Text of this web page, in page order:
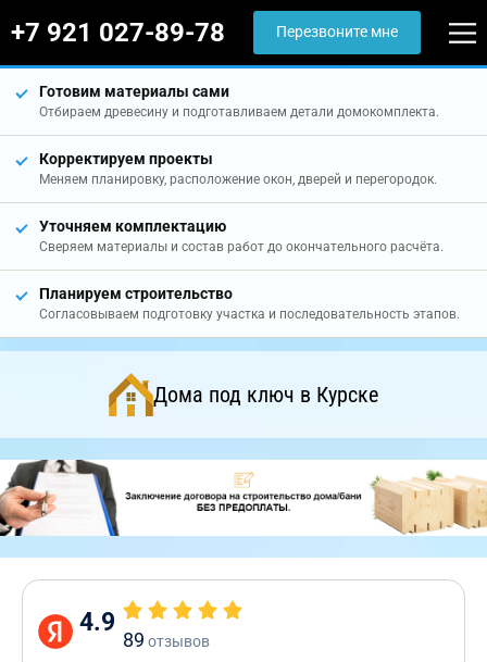
+7 921 027-89-78 Перезвоните мне
Готовим материалы сами
Отбираем древесину и подготавливаем детали домокомплекта.
Корректируем проекты
Меняем планировку, расположение окон, дверей и перегородок.
Уточняем комплектацию
Сверяем материалы и состав работ до окончательного расчёта.
Планируем строительство
Согласовываем подготовку участка и последовательность этапов.
Дома под ключ в Курске
4.9
89 отзывов